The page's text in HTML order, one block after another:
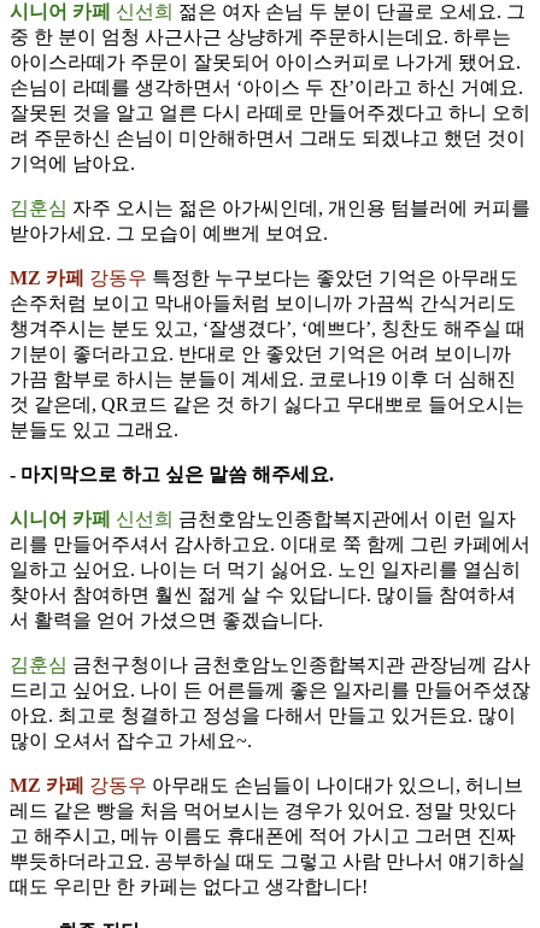
시니어 카페 신선희 젊은 여자 손님 두 분이 단골로 오세요. 그
중 한 분이 엄청 사근사근 상냥하게 주문하시는데요. 하루는
아이스라떼가 주문이 잘못되어 아이스커피로 나가게 됐어요.
손님이 라떼를 생각하면서 ‘아이스 두 잔’이라고 하신 거예요.
잘못된 것을 알고 얼른 다시 라떼로 만들어주겠다고 하니 오히
려 주문하신 손님이 미안해하면서 그래도 되겠냐고 했던 것이
기억에 남아요.
김훈심 자주 오시는 젊은 아가씨인데, 개인용 텀블러에 커피를
받아가세요. 그 모습이 예쁘게 보여요.
MZ 카페 강동우 특정한 누구보다는 좋았던 기억은 아무래도
손주처럼 보이고 막내아들처럼 보이니까 가끔씩 간식거리도
챙겨주시는 분도 있고, ‘잘생겼다’, ‘예쁘다’, 칭찬도 해주실 때
기분이 좋더라고요. 반대로 안 좋았던 기억은 어려 보이니까
가끔 함부로 하시는 분들이 계세요. 코로나19 이후 더 심해진
것 같은데, QR코드 같은 것 하기 싫다고 무대뽀로 들어오시는
분들도 있고 그래요.
- 마지막으로 하고 싶은 말씀 해주세요.
시니어 카페 신선희 금천호암노인종합복지관에서 이런 일자
리를 만들어주셔서 감사하고요. 이대로 쭉 함께 그린 카페에서
일하고 싶어요. 나이는 더 먹기 싫어요. 노인 일자리를 열심히
찾아서 참여하면 훨씬 젊게 살 수 있답니다. 많이들 참여하셔
서 활력을 얻어 가셨으면 좋겠습니다.
김훈심 금천구청이나 금천호암노인종합복지관 관장님께 감사
드리고 싶어요. 나이 든 어른들께 좋은 일자리를 만들어주셨잖
아요. 최고로 청결하고 정성을 다해서 만들고 있거든요. 많이
많이 오셔서 잡수고 가세요~.
MZ 카페 강동우 아무래도 손님들이 나이대가 있으니, 허니브
레드 같은 빵을 처음 먹어보시는 경우가 있어요. 정말 맛있다
고 해주시고, 메뉴 이름도 휴대폰에 적어 가시고 그러면 진짜
뿌듯하더라고요. 공부하실 때도 그렇고 사람 만나서 얘기하실
때도 우리만 한 카페는 없다고 생각합니다!